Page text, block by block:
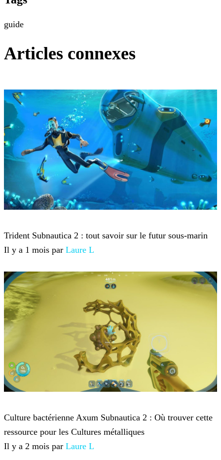
guide
Articles connexes
Trident Subnautica 2 : tout savoir sur le futur sous-marin
Il y a 1 mois par Laure L
Culture bactérienne Axum Subnautica 2 : Où trouver cette
ressource pour les Cultures métalliques
Il y a 2 mois par Laure L